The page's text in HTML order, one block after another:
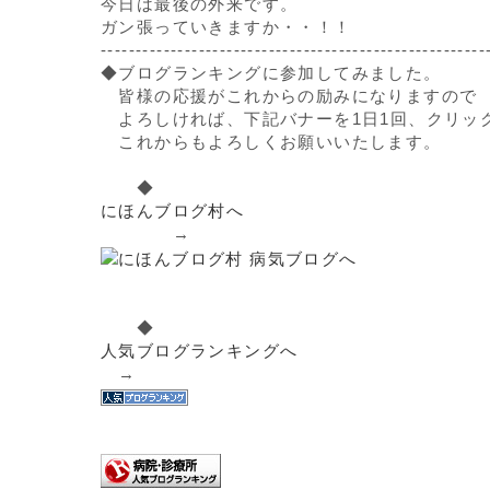
今日は最後の外来です。
ガン張っていきますか・・！！
◆ブログランキングに参加してみました。
皆様の応援がこれからの励みになりますので
よろしければ、下記バナーを1日1回、クリッ
これからもよろしくお願いいたします。
◆
にほんブログ村へ
→
◆
人気ブログランキングへ
→